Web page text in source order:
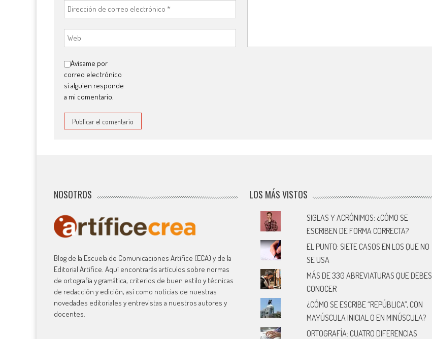
Avísame por
correo electrónico
si alguien responde
a mi comentario.
NOSOTROS
Blog de la Escuela de Comunicaciones Artífice (ECA) y de la
Editorial Artífice. Aquí encontrarás artículos sobre normas
de ortografía y gramática, criterios de buen estilo y técnicas
de redacción y edición, así como noticias de nuestras
novedades editoriales y entrevistas a nuestros autores y
docentes.
LOS MÁS VISTOS
SIGLAS Y ACRÓNIMOS: ¿CÓMO SE
ESCRIBEN DE FORMA CORRECTA?
EL PUNTO: SIETE CASOS EN LOS QUE NO
SE USA
MÁS DE 330 ABREVIATURAS QUE DEBES
CONOCER
¿CÓMO SE ESCRIBE “REPÚBLICA”, CON
MAYÚSCULA INICIAL O EN MINÚSCULA?
ORTOGRAFÍA: CUATRO DIFERENCIAS